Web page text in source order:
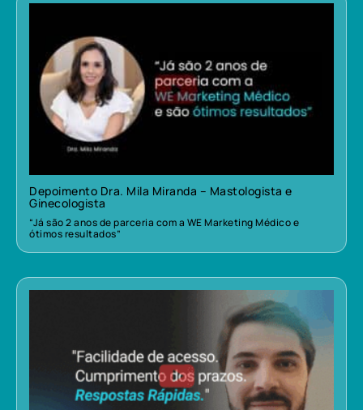
Depoimento Dra. Mila Miranda – Mastologista e
Ginecologista
“Já são 2 anos de parceria com a WE Marketing Médico e
ótimos resultados”